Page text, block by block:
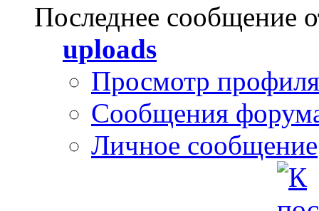
Последнее сообщение
uploads
Просмотр профиля
Сообщения
Личное сообщение